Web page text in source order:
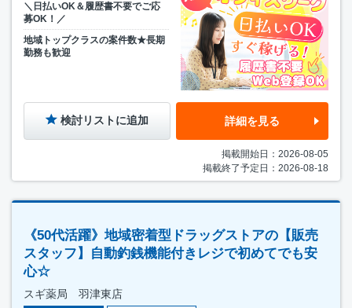
＼日払いOK＆履歴書不要でご応
募OK！／
地域トップクラスの案件数★長期
勤務も歓迎
検討リストに追加 詳細を見る
掲載開始日：2026-08-05
掲載終了予定日：2026-08-18
《50代活躍》地域密着型ドラッグストアの【販売
スタッフ】自動釣銭機能付きレジで初めてでも安
心☆
スギ薬局 羽津東店